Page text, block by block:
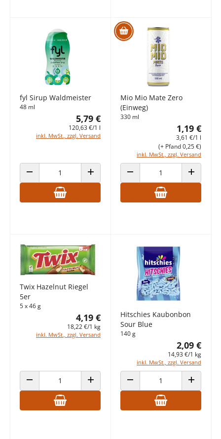
fyl Sirup Waldmeister
48 ml
5,79 €
120,63 €/1 l
inkl. MwSt., zzgl. Versand
ANZAHL VERRINGERN ANZAHL ERHÖHEN
Mio Mio Mate Zero
(Einweg)
330 ml
1,19 €
3,61 €/1 l
inkl. MwSt., zzgl. Versand
(+ Pfand 0,25 €)
ANZAHL VERRINGERN ANZAHL
Twix Hazelnut Riegel
5er
5 x 46 g
4,19 €
18,22 €/1 kg
inkl. MwSt., zzgl. Versand
ANZAHL VERRINGERN ANZAHL ERHÖHEN
Hitschies Kaubonbon
Sour Blue
140 g
2,09 €
14,93 €/1 kg
inkl. MwSt., zzgl. Versand
ANZAHL VERRINGERN ANZAHL